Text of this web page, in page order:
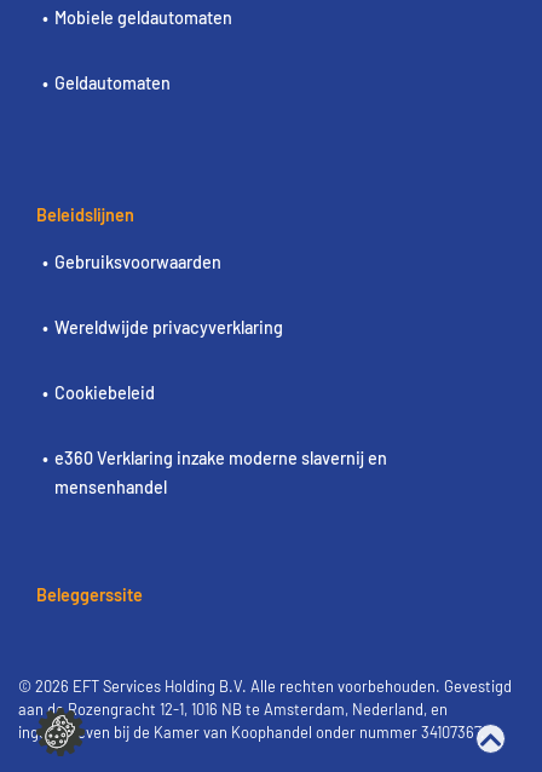
Mobiele geldautomaten
Geldautomaten
Beleidslijnen
Gebruiksvoorwaarden
Wereldwijde privacyverklaring
Cookiebeleid
e360 Verklaring inzake moderne slavernij en
mensenhandel
Beleggerssite
© 2026 EFT Services Holding B.V. Alle rechten voorbehouden. Gevestigd
aan de Rozengracht 12-1, 1016 NB te Amsterdam, Nederland, en
ingeschreven bij de Kamer van Koophandel onder nummer 34107367.